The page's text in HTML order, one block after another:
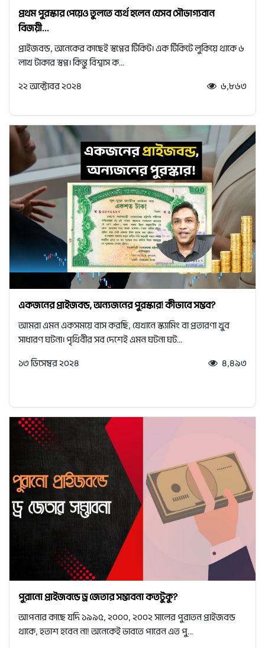
প্রথম পুরস্কার পেয়েও তুলতে ব্যর্থ হলেন যেসব সৌভাগ্যবান
বিজয়ী...
প্রাইজবন্ড, অনেকের কাছেই স্বপ্নের টিকিট। এক টিকিটে লুকিয়ে থাকে ৬
লাখ টাকার স্বপ্ন। কিন্তু বিশ্বাস ক...
২২ অক্টোবর ২০২৪
৬,৮৬৩
একজনের প্রাইজবন্ড, অন্যজনের পুরস্কার! কীভাবে সম্ভব?
আমরা এমন একসময়ে বাস করছি, যেখানে স্ক্যামিং বা প্রতারণা খুব
সাধারণ ঘটনা। পৃথিবীর সব দেশেই এমন ঘটনা ঘট...
১৩ ডিসেম্বর ২০২৪
৪,৪৯৩
পুরানো প্রাইজবন্ডে ড্র জেতার সম্ভাবনা কতটুকু?
আপনার কাছে যদি ১৯৯৫, ২০০০, ২০০২ সালের পুরাতন প্রাইজবন্ড
থাকে, হতাশ হবেন না! অনেকেই ভাবতে পারেন এত পু...